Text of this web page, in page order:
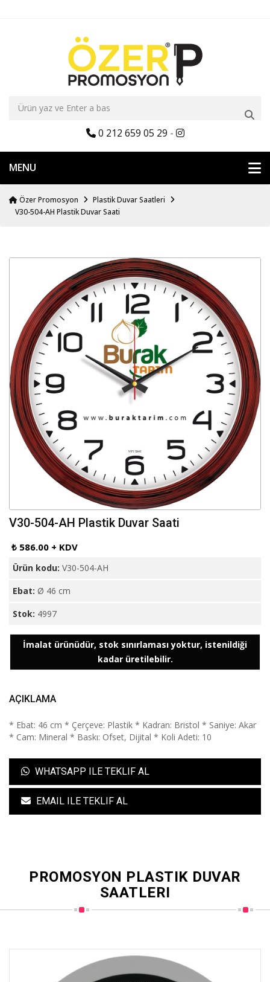
0 212 659 05 29 -
MENU
Özer Promosyon
Plastik Duvar Saatleri
V30-504-AH Plastik Duvar Saati
V30-504-AH Plastik Duvar Saati
₺ 586.00 + KDV
Ürün kodu: V30-504-AH
Ebat: Ø 46 cm
Stok: 4997
İmalat ürünüdür, stok sınırlaması yoktur, istenildiği
kadar üretilebilir.
AÇIKLAMA
* Ebat: 46 cm * Çerçeve: Plastik * Kadran: Bristol * Saniye: Akar
* Cam: Mineral * Baskı: Ofset, Dijital * Koli Adeti: 10
WHATSAPP ILE TEKLIF AL
EMAIL ILE TEKLIF AL
PROMOSYON PLASTIK DUVAR
SAATLERI